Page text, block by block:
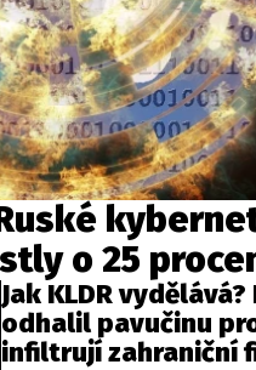
o 25
Jak KLDR
odhalil pavučinu
infiltrují zahraniční